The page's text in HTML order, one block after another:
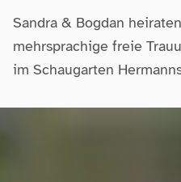
Sandra & Bogdan
mehrsprachige freie
im Schaugarten